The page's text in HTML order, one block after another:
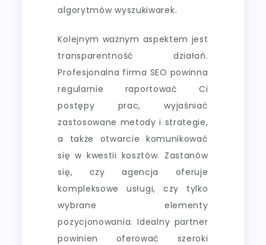
algorytmów wyszukiwarek.
Kolejnym ważnym aspektem jest
transparentność działań.
Profesjonalna firma SEO powinna
regularnie raportować Ci
postępy prac, wyjaśniać
zastosowane metody i strategie,
a także otwarcie komunikować
się w kwestii kosztów. Zastanów
się, czy agencja oferuje
kompleksowe usługi, czy tylko
wybrane elementy
pozycjonowania. Idealny partner
powinien oferować szeroki